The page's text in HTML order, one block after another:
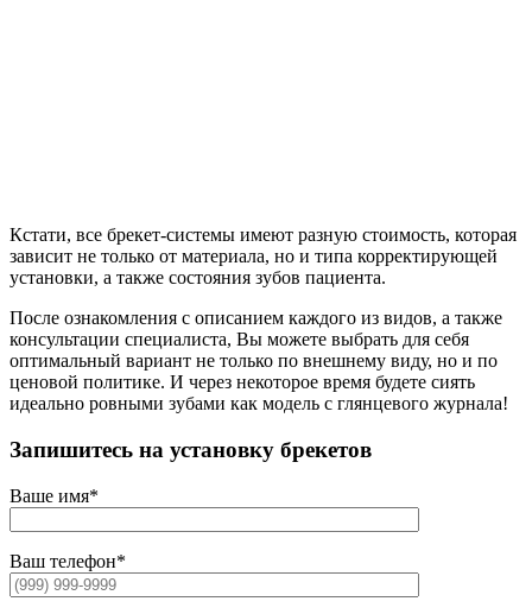
Кстати, все брекет-системы имеют разную стоимость, которая
зависит не только от материала, но и типа корректирующей
установки, а также состояния зубов пациента.
После ознакомления с описанием каждого из видов, а также
консультации специалиста, Вы можете выбрать для себя
оптимальный вариант не только по внешнему виду, но и по
ценовой политике. И через некоторое время будете сиять
идеально ровными зубами как модель с глянцевого журнала!
Запишитесь на установку брекетов
Ваше имя*
Ваш телефон*